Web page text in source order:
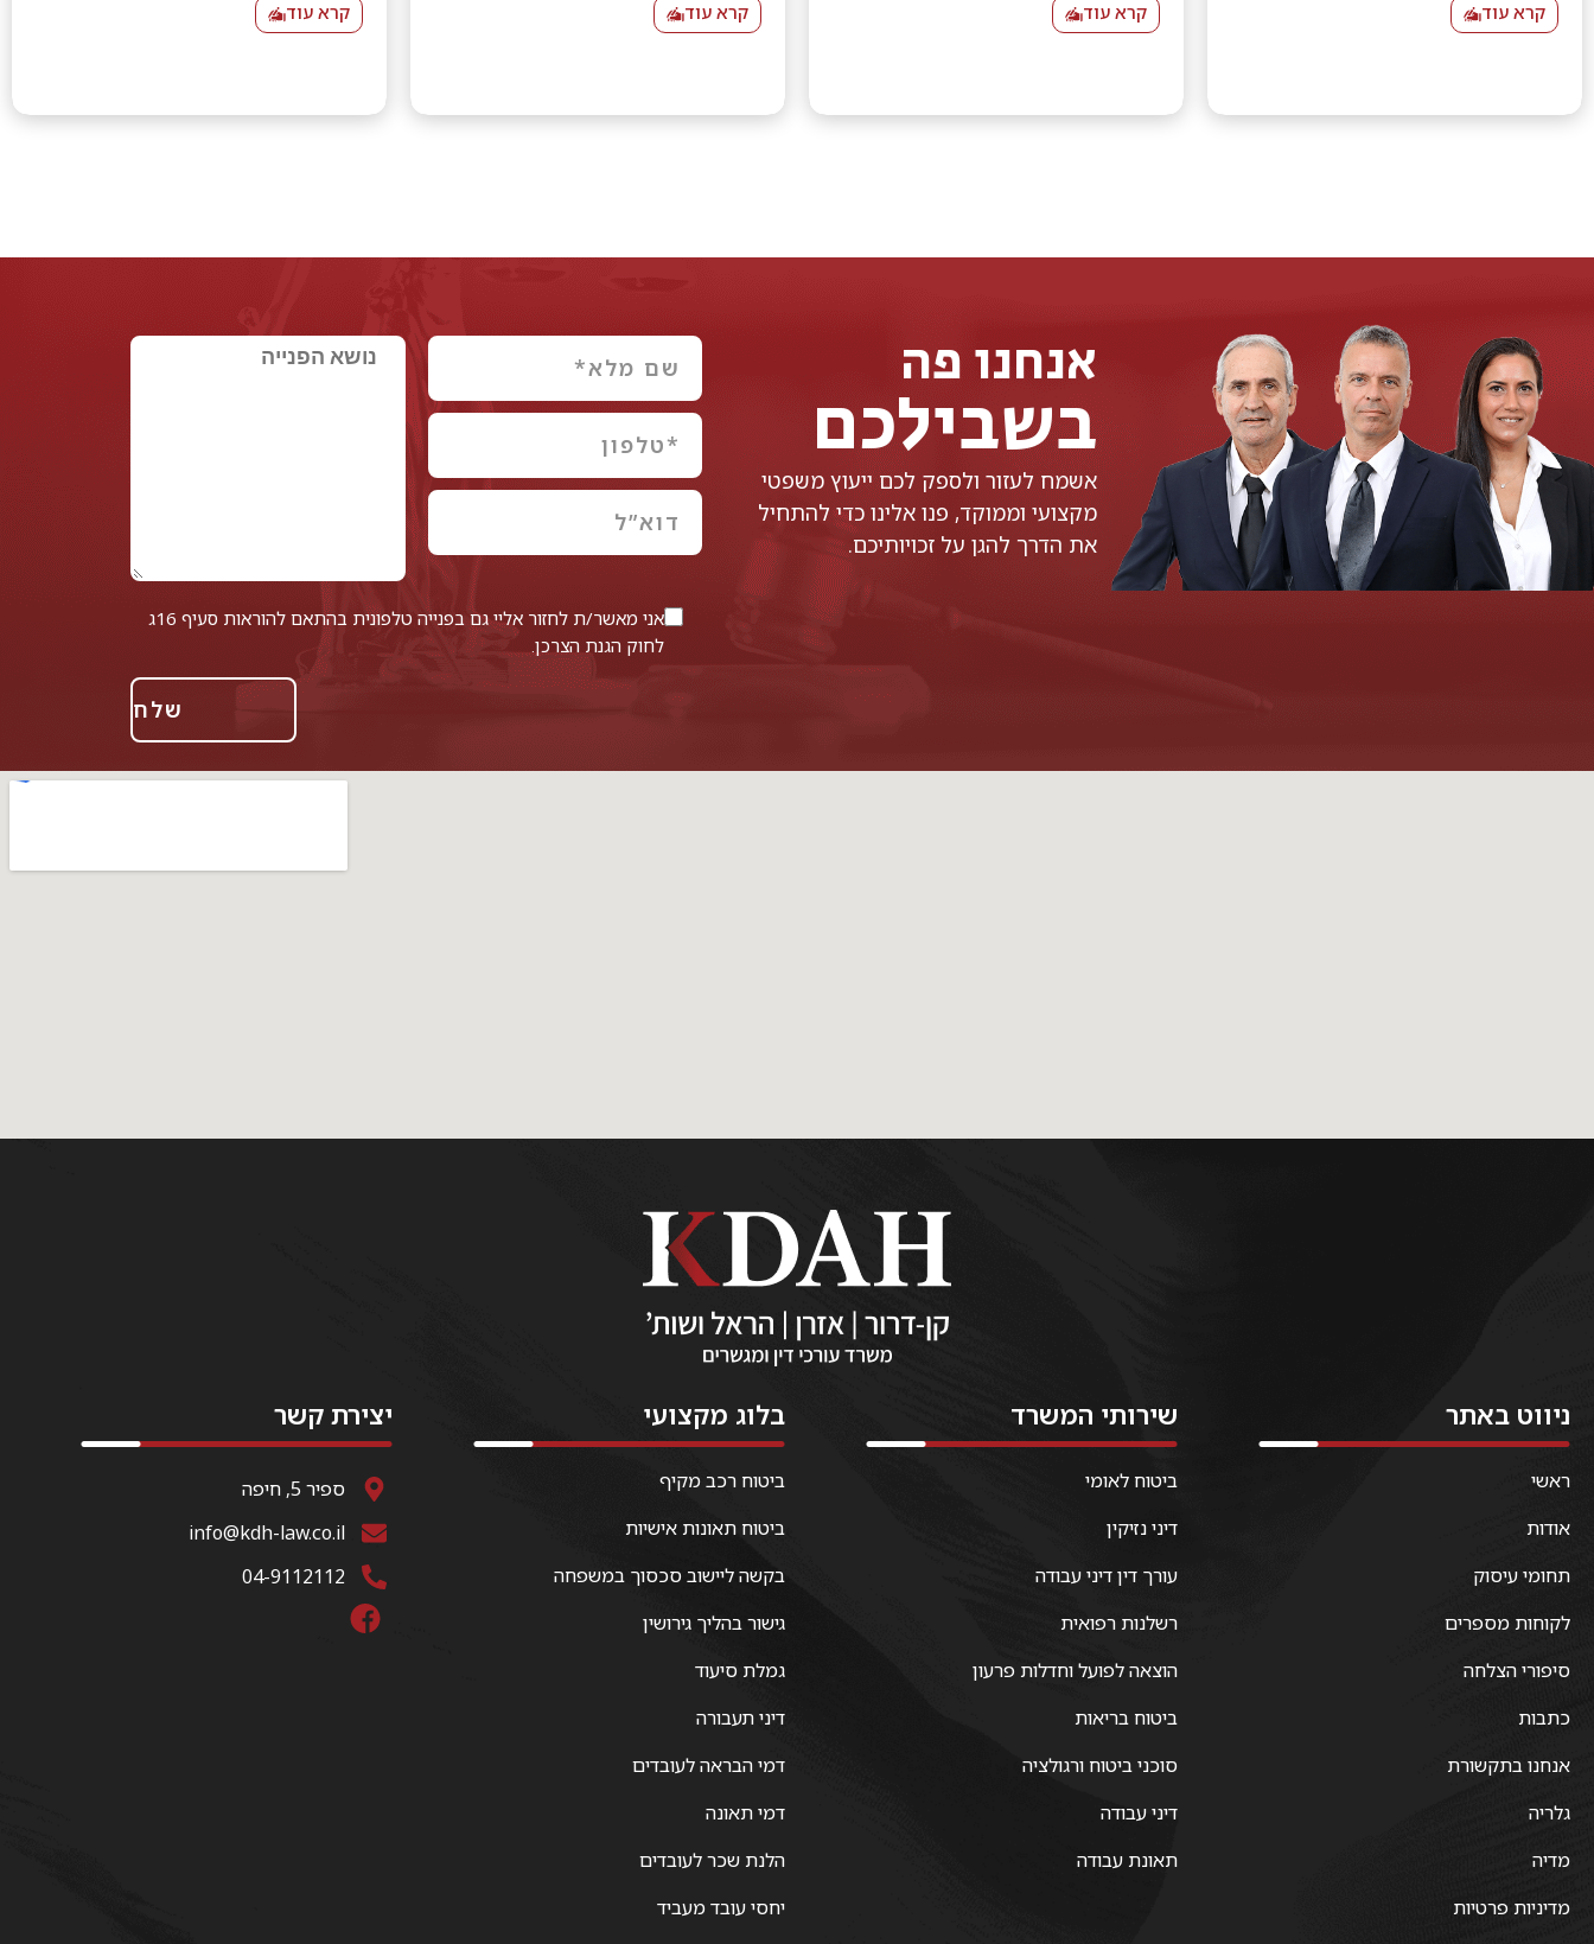
קרא עוד קרא עוד קרא עוד קרא עוד
אנחנו פה
בשבילכם
אשמח לעזור ולספק לכם ייעוץ משפטי
מקצועי וממוקד, פנו אלינו כדי להתחיל
את הדרך להגן על זכויותיכם.
אני מאשר/ת לחזור אליי גם בפנייה טלפונית בהתאם להוראות סעיף 16ג
לחוק הגנת הצרכן.
ניווט באתר
ראשי
אודות
תחומי עיסוק
לקוחות מספרים
סיפורי הצלחה
כתבות
אנחנו בתקשורת
גלריה
מדיה
מדיניות פרטיות
שירותי המשרד
ביטוח לאומי
דיני נזיקין
עורך דין דיני עבודה
רשלנות רפואית
הוצאה לפועל וחדלות פרעון
ביטוח בריאות
סוכני ביטוח ורגולציה
דיני עבודה
תאונת עבודה
בלוג מקצועי
ביטוח רכב מקיף
ביטוח תאונות אישיות
בקשה ליישוב סכסוך במשפחה
גישור בהליך גירושין
גמלת סיעוד
דיני תעבורה
דמי הבראה לעובדים
דמי תאונה
הלנת שכר לעובדים
יחסי עובד מעביד
יצירת קשר
ספיר 5, חיפה
info@kdh-law.co.il
04-9112112